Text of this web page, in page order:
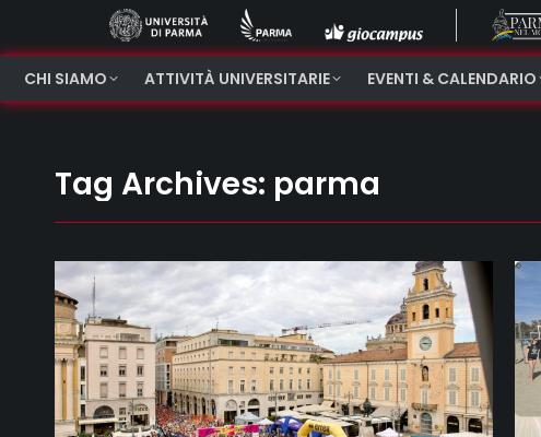
CHI SIAMO ATTIVITÀ UNIVERSITARIE EVENTI & CALENDARIO
Tag Archives: parma